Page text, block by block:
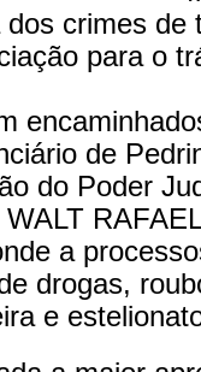
crimes de
para o
de
do Poder
a
drogas,
e